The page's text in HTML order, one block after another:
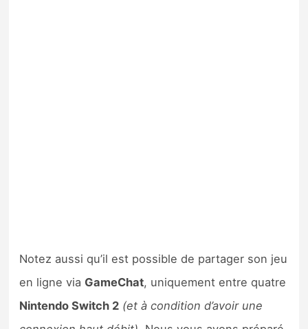
Notez aussi qu’il est possible de partager son jeu
en ligne via GameChat, uniquement entre quatre
Nintendo Switch 2 (et à condition d’avoir une